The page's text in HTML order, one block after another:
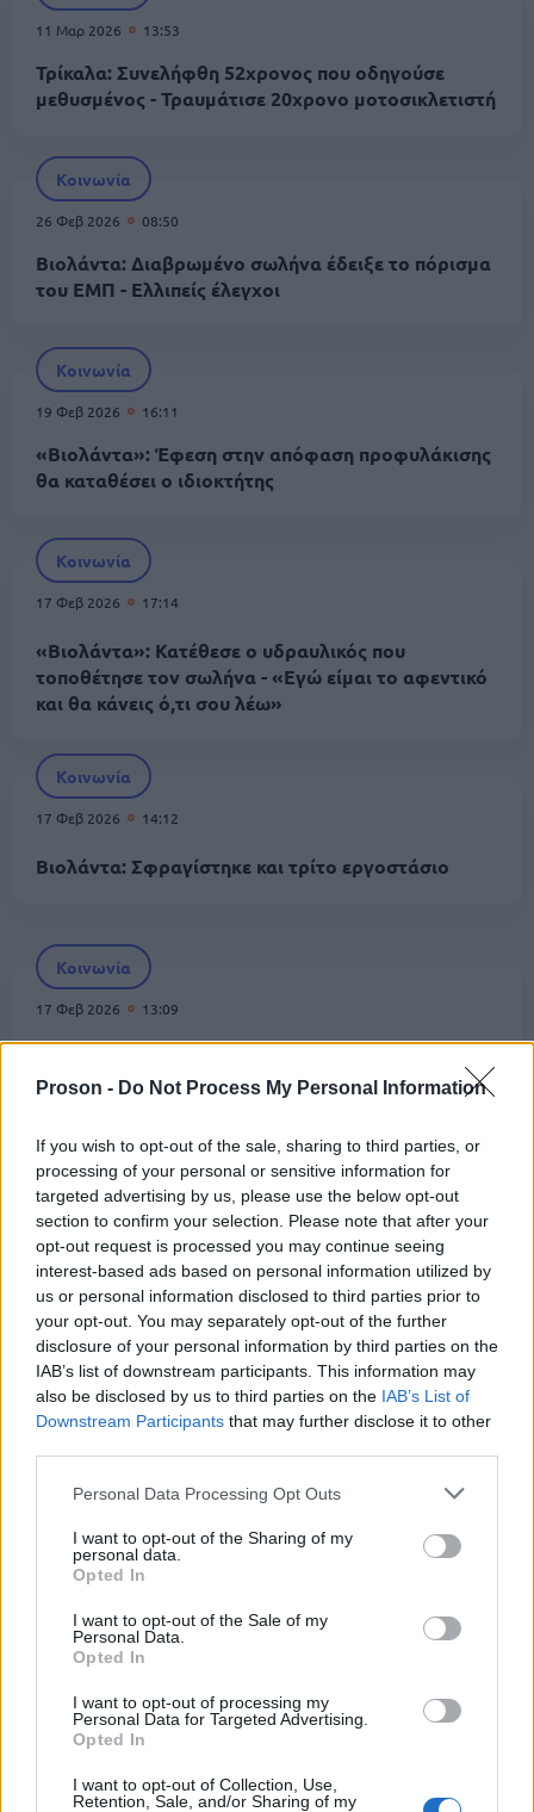
Proson - Do Not Process My Personal Information
If you wish to opt-out of the sale, sharing to third parties, or
processing of your personal or sensitive information for
targeted advertising by us, please use the below opt-out
section to confirm your selection. Please note that after your
opt-out request is processed you may continue seeing
interest-based ads based on personal information utilized by
us or personal information disclosed to third parties prior to
your opt-out. You may separately opt-out of the further
disclosure of your personal information by third parties on the
IAB’s list of downstream participants. This information may
also be disclosed by us to third parties on the IAB’s List of
Downstream Participants that may further disclose it to other
Please note that this website/app uses one or more Google
not limited to your visit or usage behaviour. You may click to
grant or deny consent to Google and its third-party tags to
use your data for below specified purposes in below Google
consent section.
Personal Data Processing Opt Outs
I want to opt-out of the Sharing of my
personal data.
Opted In
I want to opt-out of the Sale of my
Personal Data.
Opted In
I want to opt-out of processing my
Personal Data for Targeted Advertising.
Opted In
I want to opt-out of Collection, Use,
Retention, Sale, and/or Sharing of my
11 Μαρ 2026 13:53
Τρίκαλα: Συνελήφθη 52χρονος που οδηγούσε
μεθυσμένος - Τραυμάτισε 20χρονο μοτοσικλετιστή
Κοινωνία
26 Φεβ 2026 08:50
Βιολάντα: Διαβρωμένο σωλήνα έδειξε το πόρισμα
του ΕΜΠ - Ελλιπείς έλεγχοι
Κοινωνία
19 Φεβ 2026 16:11
«Βιολάντα»: Έφεση στην απόφαση προφυλάκισης
θα καταθέσει ο ιδιοκτήτης
Κοινωνία
17 Φεβ 2026 17:14
«Βιολάντα»: Κατέθεσε ο υδραυλικός που
τοποθέτησε τον σωλήνα - «Εγώ είμαι το αφεντικό
και θα κάνεις ό,τι σου λέω»
Κοινωνία
17 Φεβ 2026 14:12
Βιολάντα: Σφραγίστηκε και τρίτο εργοστάσιο
Κοινωνία
17 Φεβ 2026 13:09
«Βιολάντα»: Προθεσμία για να απολογηθεί αύριο
έλαβε ο ιδιοκτήτης
Κοινωνία
17 Φεβ 2026 08:20
«Βιολάντα»: Στον ανακριτή ο ιδιοκτήτης –
Κακουργηματικές διώξεις μετά τη φονική έκρηξη
Κοινωνία
16 Φεβ 2026 16:10
«Βιολάντα»: Έλεγχοι πυρασφάλειας και σε άλλα
εργοστάσια του ιδιοκτήτη
Κοινωνία
15 Φεβ 2026 11:10
«Βιολάντα»: Τα στοιχεία που αναβάθμισαν το
κατηγορητήριο - Έγινε έκρηξη με ισχύ σαν 185 κιλά
Κοινωνία
14 Φεβ 2026 16:46